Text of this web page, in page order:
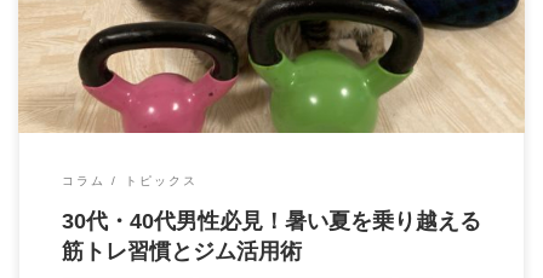
コラム トピックス
30代・40代男性必見！暑い夏を乗り越える
筋トレ習慣とジム活用術